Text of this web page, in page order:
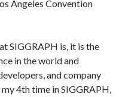
Angeles Convention
SIGGRAPH is, it is the
in the world and
and company
4th time in SIGGRAPH,